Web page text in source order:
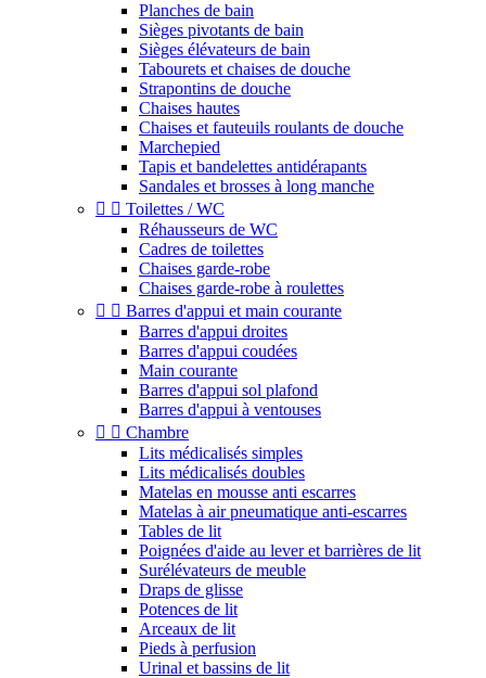
Planches de bain
Sièges pivotants de bain
Sièges élévateurs de bain
Tabourets et chaises de douche
Strapontins de douche
Chaises hautes
Chaises et fauteuils roulants de douche
Marchepied
Tapis et bandelettes antidérapants
Sandales et brosses à long manche
  Toilettes / WC
Réhausseurs de WC
Cadres de toilettes
Chaises garde-robe
Chaises garde-robe à roulettes
  Barres d'appui et main courante
Barres d'appui droites
Barres d'appui coudées
Main courante
Barres d'appui sol plafond
Barres d'appui à ventouses
  Chambre
Lits médicalisés simples
Lits médicalisés doubles
Matelas en mousse anti escarres
Matelas à air pneumatique anti-escarres
Tables de lit
Poignées d'aide au lever et barrières de lit
Surélévateurs de meuble
Draps de glisse
Potences de lit
Arceaux de lit
Pieds à perfusion
Urinal et bassins de lit